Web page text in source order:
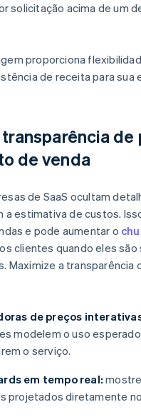
solicitação acima de um
proporciona
de receita para sua
transparência de
de venda
de SaaS ocultam
a estimativa de custos.
e pode aumentar o
clientes quando eles são
Maximize a transparência
de preços
modelem o uso
o serviço.
em tempo real:
projetados diretamente